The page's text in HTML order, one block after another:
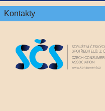
Kontakty